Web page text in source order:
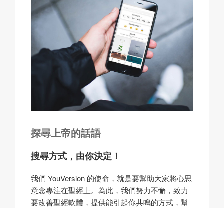
探尋上帝的話語
搜尋方式，由你決定！
我們 YouVersion 的使命，就是要幫助大家將心思
意念專注在聖經上。為此，我們努力不懈，致力
要改善聖經軟體，提供能引起你共鳴的方式，幫